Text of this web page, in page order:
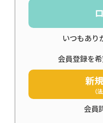
いつもあり
会員登録を
新
（
会員